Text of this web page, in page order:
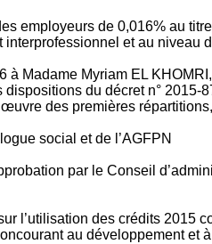
employeurs de 0,016% au
et au niveau
Madame Myriam EL
du décret n°
des premières
social et de l’AGFPN
par le Conseil
l’utilisation des crédits
au développement et